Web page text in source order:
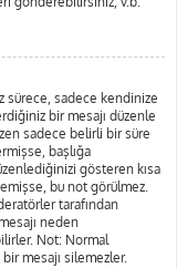
sürece, sadece kendinize
bir mesajı düzenle
sadece belirli bir süre
başlığa
gösteren kısa
bu not görülmez.
tarafından
neden
Not: Normal
mesajı silemezler.